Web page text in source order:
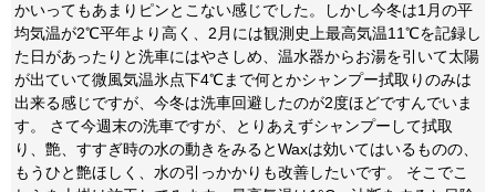
かいってもあまりピンとこない感じでした。しかし今冬は1月の平
均気温が2℃平年より高く、2月には観測史上最高気温11℃を記録し
た日があったりと洗車にはやさしめ、温水器からお湯を引いて太陽
が出ていて微風気温氷点下4℃まで何とかシャンプー拭取りのみは
出来る感じですが、今冬は洗車回避したのが2度ほどですんでいま
す。 さて今週末の洗車ですが、とりあえずシャンプーして拭取
り、艶、すすぎ時の水の動きをみるとWaxは効いてはいるものの、
もうひと艶ほしく、水の引っかかりも改善したいです。 そこでこ